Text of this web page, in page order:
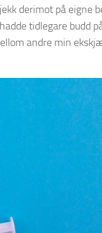
derimot på eigne
tidlegare budd
andre min